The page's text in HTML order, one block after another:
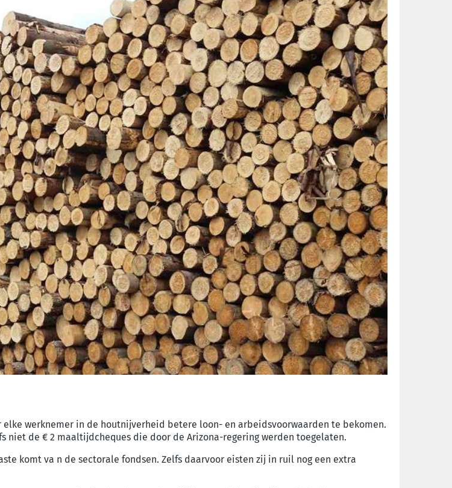
elke werknemer in de houtnijverheid betere loon- en arbeidsvoorwaarden te bekomen.
niet de € 2 maaltijdcheques die door de Arizona-regeringwerden toegelaten.
komt va n de sectorale fondsen. Zelfs daarvoor eisten zij in ruil nog een extra